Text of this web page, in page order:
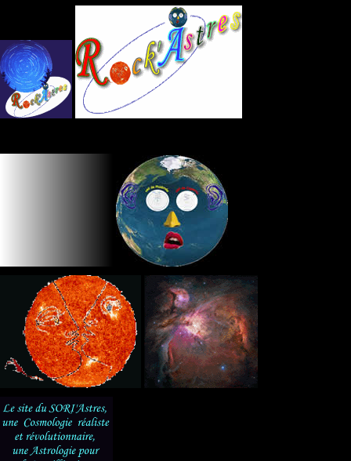
Panneau de gestion des cookies